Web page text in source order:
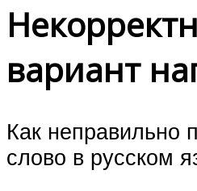
вариант
Как неправильно
слово в русском